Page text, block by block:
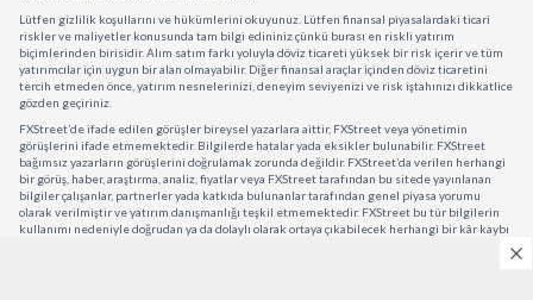
Lütfen gizlilik koşullarını ve hükümlerini okuyunuz. Lütfen finansal piyasalardaki ticari
riskler ve maliyetler konusunda tam bilgi edininiz çünkü burası en riskli yatırım
biçimlerinden birisidir. Alım satım farkı yoluyla döviz ticareti yüksek bir risk içerir ve tüm
yatırımcılar için uygun bir alan olmayabilir. Diğer finansal araçlar içinden döviz ticaretini
tercih etmeden önce, yatırım nesnelerinizi, deneyim seviyenizi ve risk iştahınızı dikkatlice
gözden geçiriniz.
FXStreet’de ifade edilen görüşler bireysel yazarlara aittir, FXStreet veya yönetimin
görüşlerini ifade etmemektedir. Bilgilerde hatalar yada eksikler bulunabilir. FXStreet
bağımsız yazarların görüşlerini doğrulamak zorunda değildir. FXStreet’da verilen herhangi
bir görüş, haber, araştırma, analiz, fiyatlar veya FXStreet tarafından bu sitede yayınlanan
bilgiler çalışanlar, partnerler yada katkıda bulunanlar tarafından genel piyasa yorumu
olarak verilmiştir ve yatırım danışmanlığı teşkil etmemektedir. FXStreet bu tür bilgilerin
kullanımı nedeniyle doğrudan ya da dolaylı olarak ortaya çıkabilecek herhangi bir kâr kaybı